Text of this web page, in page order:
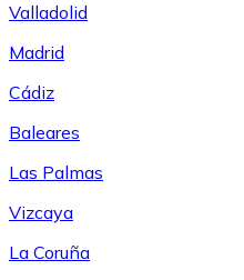
Valladolid
Madrid
Cádiz
Baleares
Las Palmas
Vizcaya
La Coruña